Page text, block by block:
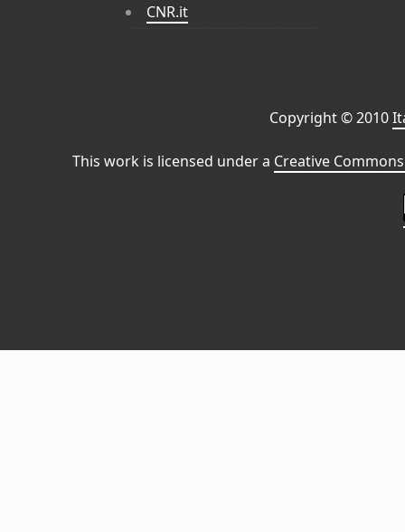
CNR.it
Copyright © 2010
This work is licensed under a Creative